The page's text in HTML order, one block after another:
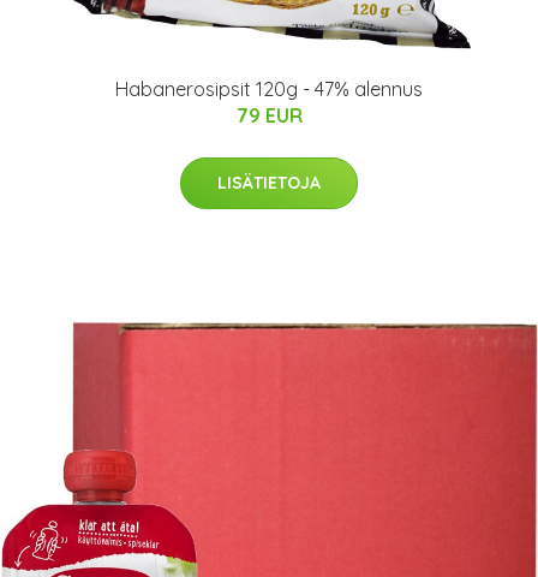
Habanerosipsit 120g - 47% alennus
79 EUR
LISÄTIETOJA